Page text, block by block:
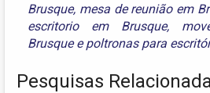
Brusque, mesa de reunião em
escritorio em Brusque,
Brusqueepoltronas para
Pesquisas